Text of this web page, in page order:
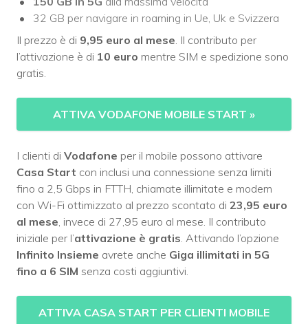
32 GB per navigare in roaming in Ue, Uk e Svizzera
Il prezzo è di 9,95 euro al mese. Il contributo per
l’attivazione è di 10 euro mentre SIM e spedizione sono
gratis.
ATTIVA VODAFONE MOBILE START »
I clienti di Vodafone per il mobile possono attivare
Casa Start con inclusi una connessione senza limiti
fino a 2,5 Gbps in FTTH, chiamate illimitate e modem
con Wi-Fi ottimizzato al prezzo scontato di 23,95 euro
al mese, invece di 27,95 euro al mese. Il contributo
iniziale per l’attivazione è gratis. Attivando l’opzione
Infinito Insieme avrete anche Giga illimitati in 5G
fino a 6 SIM senza costi aggiuntivi.
ATTIVA CASA START PER CLIENTI MOBILE